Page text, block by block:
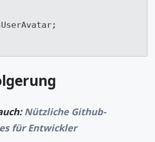
Nützliche Github-
für Entwickler